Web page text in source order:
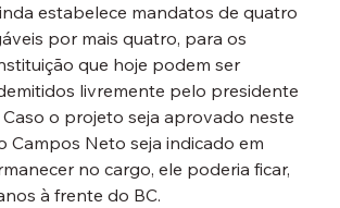
estabelece mandatos de quatro
por mais quatro, para os
que hoje podem ser
livremente pelo presidente
Caso o projeto seja aprovado neste
Campos Neto seja indicado em
no cargo, ele poderia ficar,
à frente do BC.